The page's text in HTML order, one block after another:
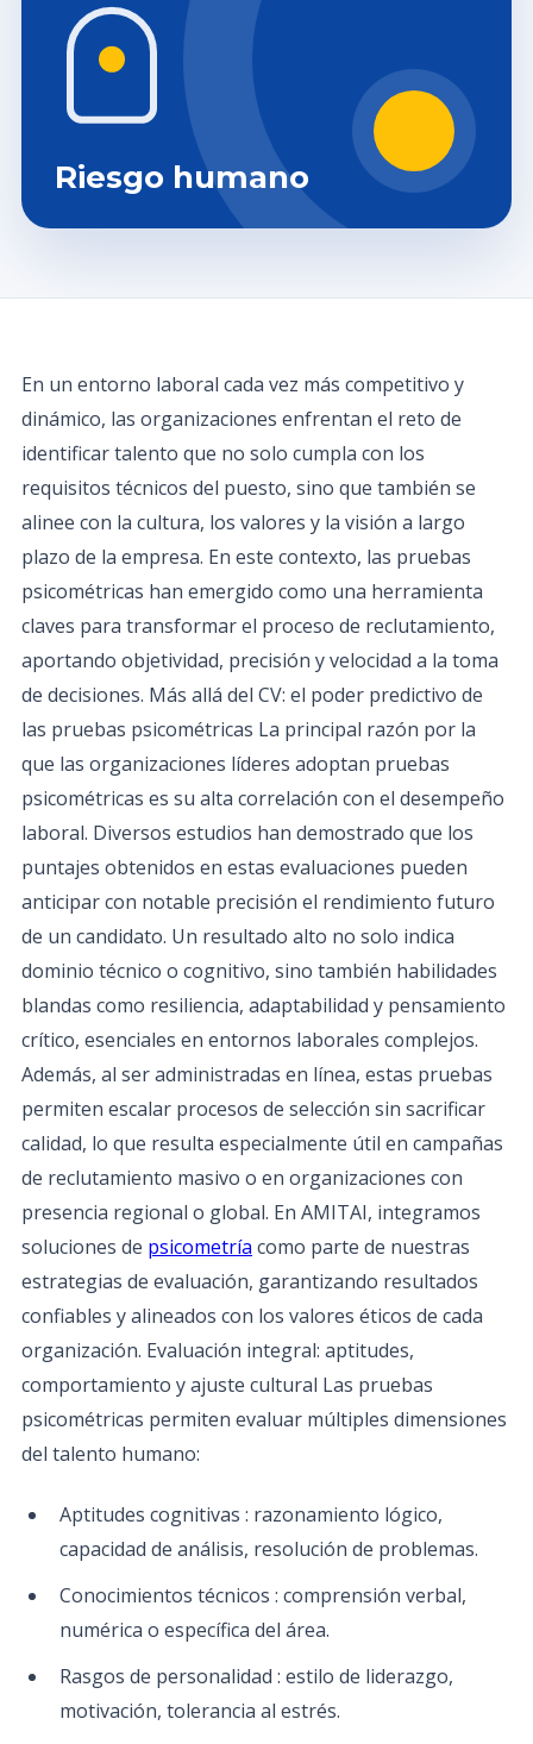
Riesgo humano
En un entorno laboral cada vez más competitivo y
dinámico, las organizaciones enfrentan el reto de
identificar talento que no solo cumpla con los
requisitos técnicos del puesto, sino que también se
alinee con la cultura, los valores y la visión a largo
plazo de la empresa. En este contexto, las pruebas
psicométricas han emergido como una herramienta
claves para transformar el proceso de reclutamiento,
aportando objetividad, precisión y velocidad a la toma
de decisiones. Más allá del CV: el poder predictivo de
las pruebas psicométricas La principal razón por la
que las organizaciones líderes adoptan pruebas
psicométricas es su alta correlación con el desempeño
laboral. Diversos estudios han demostrado que los
puntajes obtenidos en estas evaluaciones pueden
anticipar con notable precisión el rendimiento futuro
de un candidato. Un resultado alto no solo indica
dominio técnico o cognitivo, sino también habilidades
blandas como resiliencia, adaptabilidad y pensamiento
crítico, esenciales en entornos laborales complejos.
Además, al ser administradas en línea, estas pruebas
permiten escalar procesos de selección sin sacrificar
calidad, lo que resulta especialmente útil en campañas
de reclutamiento masivo o en organizaciones con
presencia regional o global. En AMITAI, integramos
soluciones de psicometría como parte de nuestras
estrategias de evaluación, garantizando resultados
confiables y alineados con los valores éticos de cada
organización. Evaluación integral: aptitudes,
comportamiento y ajuste cultural Las pruebas
psicométricas permiten evaluar múltiples dimensiones
del talento humano:
Aptitudes cognitivas : razonamiento lógico,
capacidad de análisis, resolución de problemas.
Conocimientos técnicos : comprensión verbal,
numérica o específica del área.
Rasgos de personalidad : estilo de liderazgo,
motivación, tolerancia al estrés.